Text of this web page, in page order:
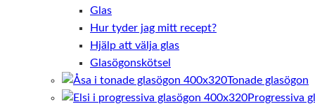
Glas
Hur tyder jag mitt recept?
Hjälp att välja glas
Glasögonskötsel
Tonade glasögon
Progressiva